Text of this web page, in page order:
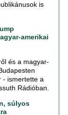
is
amerikai
és a magyar-
- ismertette a
Rádióban.
súlyos